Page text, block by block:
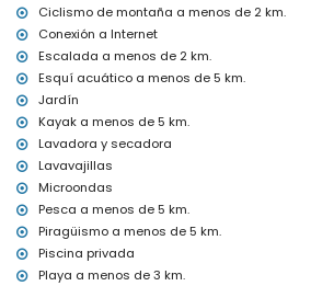
Entretenimiento y actividades de ocio para
Denia, Costa Blanca
bar, paseo marítimo (Las Marinas y
kilómetros de la casa)
Lugares de interés y cultura en Denia,
museo (Histórico de Denia), iglesia
castillo (Portal de la Vila, Denia),
edificio arquitectónico (Centro de
ruina (Molinos de Viento y Jávea) (a
alojamiento)
Deportes
Ciclismo de montaña a menos de 2 km.
Conexión a Internet
Escalada a menos de 2 km.
Esquí acuático a menos de 5 km.
Jardín
Kayak a menos de 5 km.
Lavadora y secadora
Lavavajillas
Microondas
Pesca a menos de 5 km.
Piragüismo a menos de 5 km.
Piscina privada
Playa a menos de 3 km.